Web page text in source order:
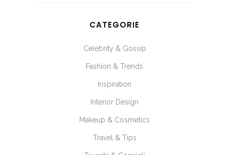
CATEGORIE
Celebrity & Gossip
Fashion & Trends
Inspiration
Interior Design
Makeup & Cosmetics
Travel & Tips